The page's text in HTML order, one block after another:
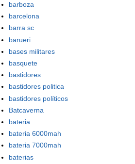
barboza
barcelona
barra sc
barueri
bases militares
basquete
bastidores
bastidores politica
bastidores políticos
Batcaverna
bateria
bateria 6000mah
bateria 7000mah
baterias